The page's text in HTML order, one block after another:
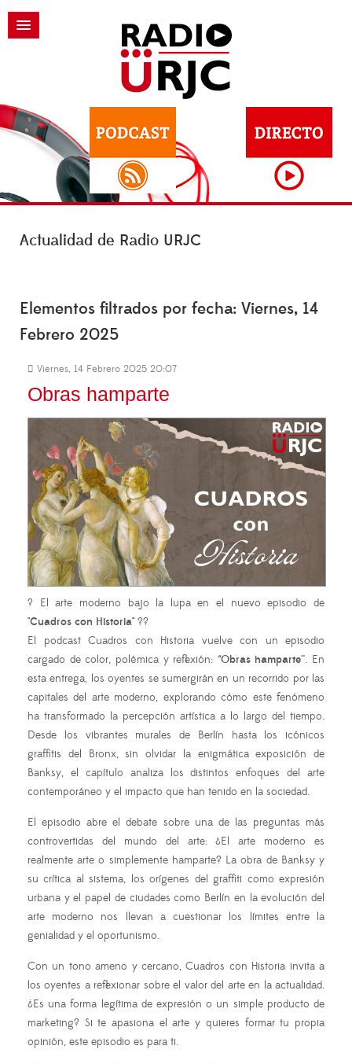
Actualidad de Radio URJC
Elementos filtrados por fecha: Viernes, 14
Febrero 2025
Viernes, 14 Febrero 2025 20:07
Obras hamparte
? El arte moderno bajo la lupa en el nuevo episodio de
"Cuadros con Historia" ??
El podcast Cuadros con Historia vuelve con un episodio
cargado de color, polémica y reflexión: ‘’Obras hamparte¨. En
esta entrega, los oyentes se sumergirán en un recorrido por las
capitales del arte moderno, explorando cómo este fenómeno
ha transformado la percepción artística a lo largo del tiempo.
Desde los vibrantes murales de Berlín hasta los icónicos
graffitis del Bronx, sin olvidar la enigmática exposición de
Banksy, el capítulo analiza los distintos enfoques del arte
contemporáneo y el impacto que han tenido en la sociedad.
El episodio abre el debate sobre una de las preguntas más
controvertidas del mundo del arte: ¿El arte moderno es
realmente arte o simplemente hamparte? La obra de Banksy y
su crítica al sistema, los orígenes del graffiti como expresión
urbana y el papel de ciudades como Berlín en la evolución del
arte moderno nos llevan a cuestionar los límites entre la
genialidad y el oportunismo.
Con un tono ameno y cercano, Cuadros con Historia invita a
los oyentes a reflexionar sobre el valor del arte en la actualidad.
¿Es una forma legítima de expresión o un simple producto de
marketing? Si te apasiona el arte y quieres formar tu propia
opinión, este episodio es para ti.